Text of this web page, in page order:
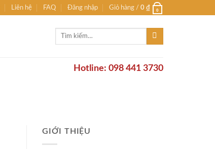
Liên hệ FAQ Đăng nhập Giỏ hàng / 0 ₫ 0
Tìm
Hotline: 098 441 3730
GIỚI THIỆU